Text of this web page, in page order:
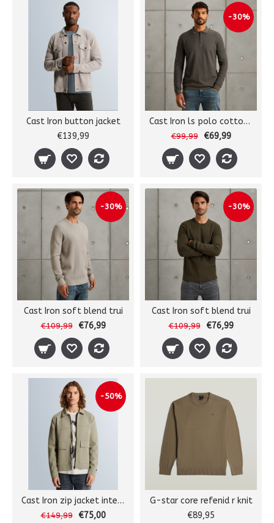
Cast Iron button jacket
€139,99
-30%
Cast Iron ls polo cotton modal
€99,99 €69,99
-30%
Cast Iron soft blend trui
€109,99 €76,99
-30%
Cast Iron soft blend trui
€109,99 €76,99
-50%
Cast Iron zip jacket interlock
€149,99 €75,00
G-star core refenid r knit
€89,95